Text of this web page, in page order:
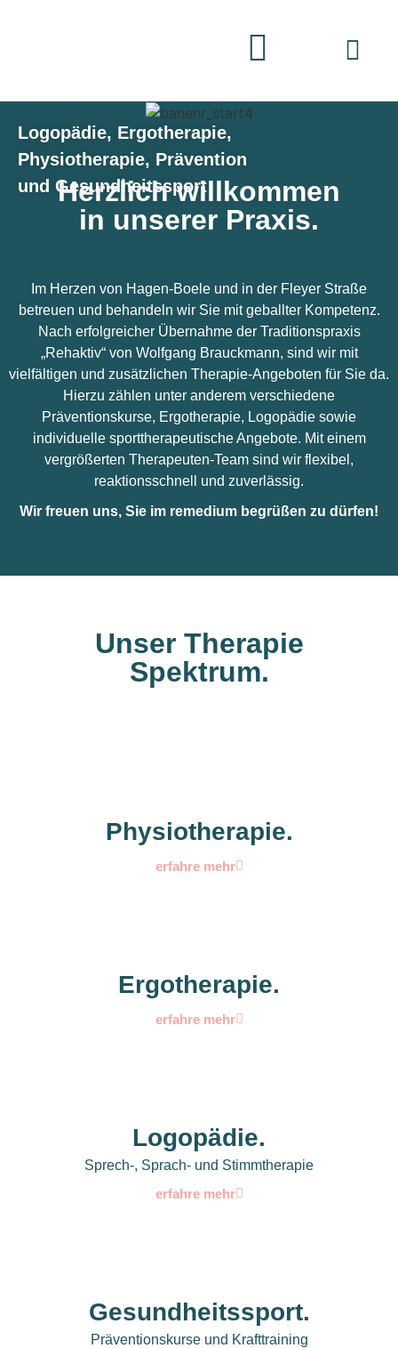
Logopädie, Ergotherapie,
Physiotherapie, Prävention
und Gesundheitssport
Herzlich willkommen
in unserer Praxis.
Im Herzen von Hagen-Boele und in der Fleyer Straße
betreuen und behandeln wir Sie mit geballter Kompetenz.
Nach erfolgreicher Übernahme der Traditionspraxis
„Rehaktiv“ von Wolfgang Brauckmann, sind wir mit
vielfältigen und zusätzlichen Therapie-Angeboten für Sie da.
Hierzu zählen unter anderem verschiedene
Präventionskurse, Ergotherapie, Logopädie sowie
individuelle sporttherapeutische Angebote. Mit einem
vergrößerten Therapeuten-Team sind wir flexibel,
reaktionsschnell und zuverlässig.
Wir freuen uns, Sie im remedium begrüßen zu dürfen!
Unser Therapie
Spektrum.
Physiotherapie.
erfahre mehr
Ergotherapie.
erfahre mehr
Logopädie.
Sprech-, Sprach- und Stimmtherapie
erfahre mehr
Gesundheitssport.
Präventionskurse und Krafttraining